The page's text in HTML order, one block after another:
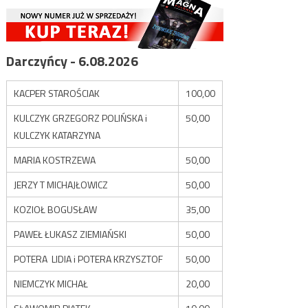
Darczyńcy - 6.08.2026
KACPER STAROŚCIAK
100,00
KULCZYK GRZEGORZ POLIŃSKA i
KULCZYK KATARZYNA
50,00
MARIA KOSTRZEWA
50,00
JERZY T MICHAJŁOWICZ
50,00
KOZIOŁ BOGUSŁAW
35,00
PAWEŁ ŁUKASZ ZIEMIAŃSKI
50,00
POTERA LIDIA i POTERA KRZYSZTOF
50,00
NIEMCZYK MICHAŁ
20,00